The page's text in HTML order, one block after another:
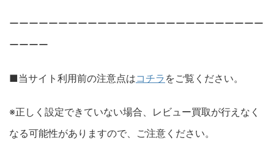
ーーーーーーーーーーーーーーーーーーーーーーーーーー
ーーーー
■当サイト利用前の注意点はコチラ をご覧ください。
※正しく設定できていない場合、レビュー買取が行えなく
なる可能性がありますので、ご注意ください。